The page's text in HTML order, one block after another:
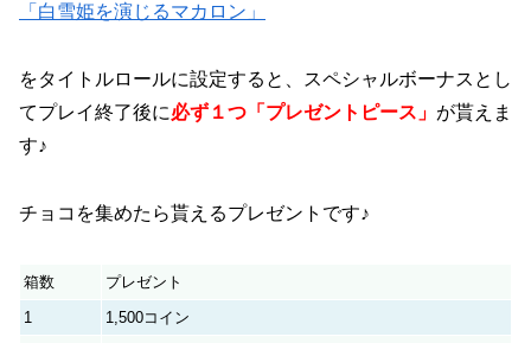
「白雪姫を演じるマカロン」
をタイトルロールに設定すると、スペシャルボーナスとし
てプレイ終了後に必ず１つ「プレゼントピース」 が貰えま
す♪
チョコを集めたら貰えるプレゼントです♪
箱数
プレゼント
1
1,500コイン